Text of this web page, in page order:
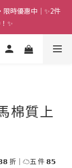
時優惠中｜✨2件
✨
棉質上
折｜☁️五 件 𝟴𝟱